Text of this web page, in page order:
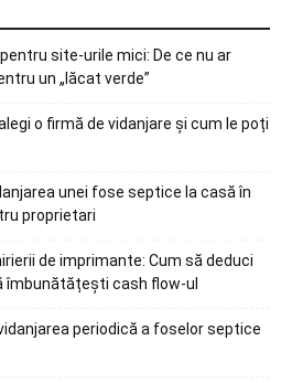
site-urile mici: De ce nu ar
un „lăcat verde”
o firmă de vidanjare și cum le poți
unei fose septice la casă în
proprietari
de imprimante: Cum să deduci
îmbunătățești cash flow-ul
periodică a foselor septice